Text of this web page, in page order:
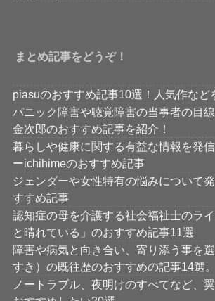
まとめ記事をどうぞ！
piasuのおすすめ記事10選！人気作など
パニック障害や聴覚障害の当事者の目
金次郎のおすすめ記事を紹介！
暮らしや健康に関する有益な情報を発
ーichihimeのおすすめ記事
ジェンダーや女性特有の悩みについて
すすめ記事
認知症の母を介護する社会福祉士のラ
と晴れている」のおすすめ記事11選
障害や病気と向き合い、寄り添う事を
すき）の既往歴のおすすめの記事14選。
ノートラブル、夜明けのすべてなど、